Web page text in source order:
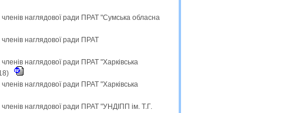
наглядової ради ПРАТ "Сумська обласна
наглядової ради ПРАТ
наглядової ради ПРАТ "Харківська
наглядової ради ПРАТ "Харківська
наглядової ради ПРАТ "УНДІПП ім. Т.Г.